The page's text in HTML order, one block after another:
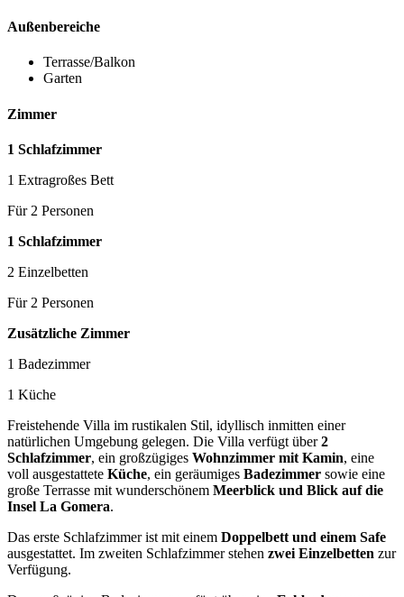
Außenbereiche
Terrasse/Balkon
Garten
Zimmer
1 Schlafzimmer
1 Extragroßes Bett
Für 2 Personen
1 Schlafzimmer
2 Einzelbetten
Für 2 Personen
Zusätzliche Zimmer
1 Badezimmer
1 Küche
Freistehende Villa im rustikalen Stil, idyllisch inmitten einer
natürlichen Umgebung gelegen. Die Villa verfügt über2
Schlafzimmer, ein großzügiges Wohnzimmer mit Kamin, eine
voll ausgestattete Küche, ein geräumiges Badezimmer sowie eine
große Terrasse mit wunderschönem Meerblick und Blick auf die
Insel La Gomera.
Das erste Schlafzimmer ist mit einem Doppelbett und einem Safe
ausgestattet. Im zweiten Schlafzimmer stehen zwei Einzelbetten zur
Verfügung.